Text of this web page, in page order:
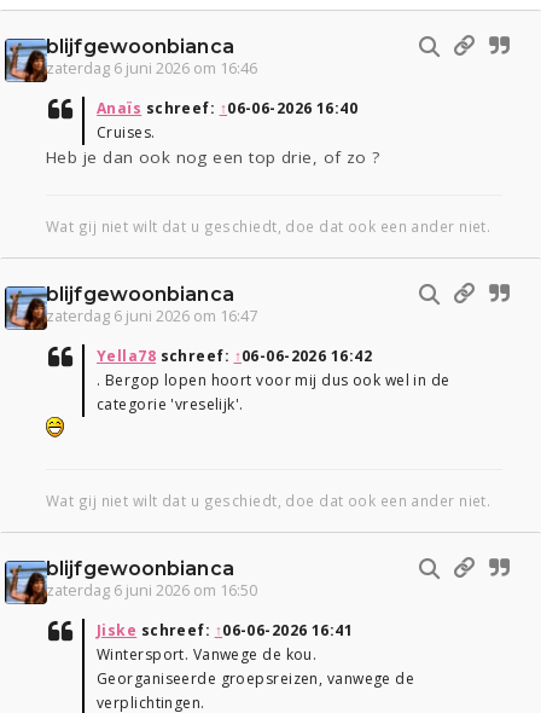
blijfgewoonbianca
zaterdag 6 juni 2026 om 16:46
Anaïs schreef: ↑06-06-2026 16:40
Cruises.
Heb je dan ook nog een top drie, of zo ?
Wat gij niet wilt dat u geschiedt, doe dat ook een ander niet.
blijfgewoonbianca
zaterdag 6 juni 2026 om 16:47
Yella78 schreef: ↑06-06-2026 16:42
. Bergop lopen hoort voor mij dus ook wel in de
categorie 'vreselijk'.
Wat gij niet wilt dat u geschiedt, doe dat ook een ander niet.
blijfgewoonbianca
zaterdag 6 juni 2026 om 16:50
Jiske schreef: ↑06-06-2026 16:41
Wintersport. Vanwege de kou.
Georganiseerde groepsreizen, vanwege de
verplichtingen.